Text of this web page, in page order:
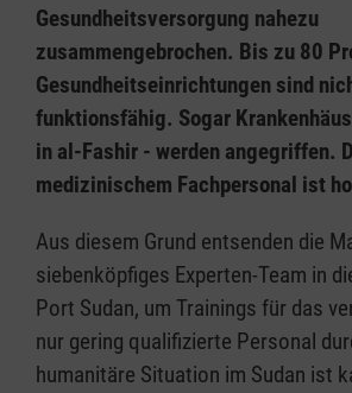
Gesundheitsversorgung nahezu
zusammengebrochen. Bis zu 80
Gesundheitseinrichtungen sind
funktionsfähig. Sogar
in al-Fashir - werden angegriffen.
medizinischem Fachpersonal ist
Aus diesem Grund entsenden die
siebenköpfiges Experten-Team in
Port Sudan, um Trainings für das
nur gering qualifizierte Personal
humanitäre Situation im Sudan ist